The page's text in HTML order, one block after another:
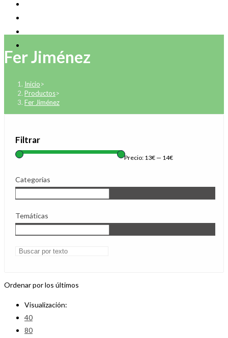
Fer Jiménez
Inicio>
Productos>
Fer Jiménez
Filtrar
Precio: 13€ — 14€
Categorías
Temáticas
Ordenar por los últimos
Visualización:
40
80